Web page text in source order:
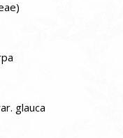
glauca